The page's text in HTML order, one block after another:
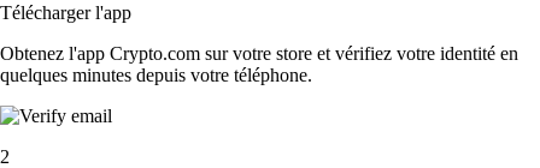
Télécharger l'app
Obtenez l'app Crypto.com sur votre store et vérifiez votre identité en
quelques minutes depuis votre téléphone.
2